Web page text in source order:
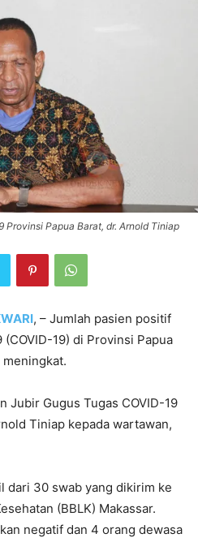
Papua Barat, dr. Arnold Tiniap
, – Jumlah pasien positif
19) di Provinsi Papua
Jubir Gugus Tugas COVID-19
Tiniap kepada wartawan,
dari 30 swab yang dikirim ke
(BBLK) Makassar.
negatif dan 4 orang dewasa